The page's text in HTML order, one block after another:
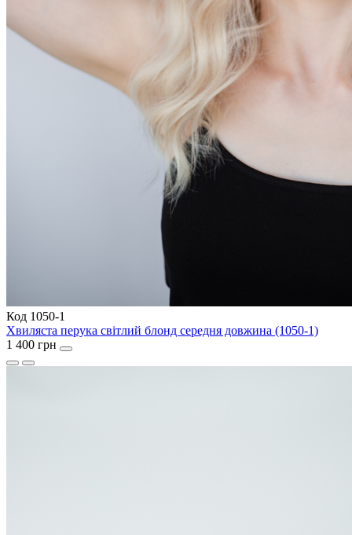
Код 1050-1
Хвиляста перука світлий блонд середня довжина (1050-1)
1 400 грн